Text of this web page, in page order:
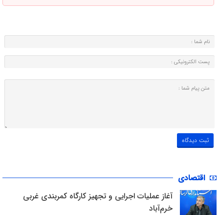
اقتصادی
آغاز عملیات اجرایی و تجهیز کارگاه کمربندی غربی
خرم‌آباد